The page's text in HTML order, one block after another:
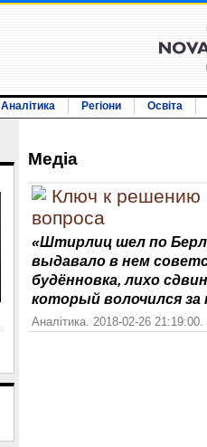
Аналітика Регіони Освіта
Медiа
Ключ к решению
вопроса
«Штирлиц шел по
выдавало в нем
будённовка, лихо
который волочился за
Аналітика. 2018-02-26